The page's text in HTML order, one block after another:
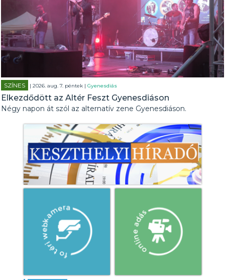
SZÍNES | 2026. aug. 7. péntek |Gyenesdiás
Elkezdődött az Altér Feszt Gyenesdiáson
Négy napon át szól az alternatív zene Gyenesdiáson.